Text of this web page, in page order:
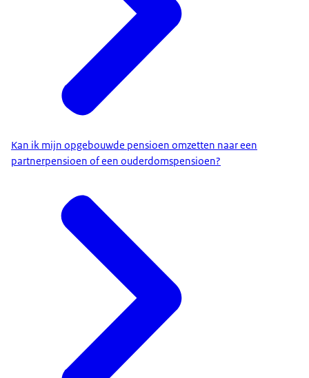
Kan ik mijn opgebouwde pensioen omzetten naar een
partnerpensioen of een ouderdomspensioen?